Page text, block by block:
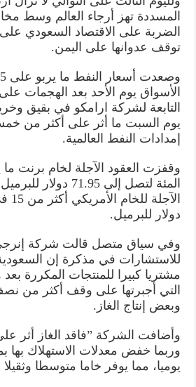
المسددة تهز أرجاء العالم وسط
الضربة على الاقتصاد السعودي
توقف عدوانها على اليمن.
الأسواق يوم الأحد بعد الهجمات
التابعة لشركة ارامكو في بقيق
يوم السبت ما أثر على أكثر من
إمدادات النفط العالمية.
المئة لتصل إلى 71.95
دولار للبرميل.
وفي سياق متصل قالت شركة
للاستشارات في مذكرة إن
مشتريا كبيرا للمنتجات المكررة
التي أجبرتها على وقف أكثر من
وبعض إنتاج الغاز.
وأضافت الشركة ”فاقد الغاز أثر
وربما خفض معدلات الاستهلاك بها
يوميا، مما يوفر خاما متوسطا وثقيلا